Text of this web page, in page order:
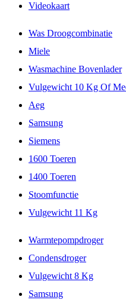
Videokaart
Was Droogcombinatie
Miele
Wasmachine Bovenlader
Vulgewicht 10 Kg Of
Aeg
Samsung
Siemens
1600 Toeren
1400 Toeren
Stoomfunctie
Vulgewicht 11 Kg
Warmtepompdroger
Condensdroger
Vulgewicht 8 Kg
Samsung